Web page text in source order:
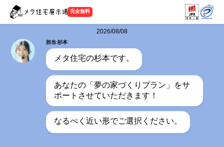
完全無料
2026/08/08
担当:杉本
メタ住宅の杉本です。
あなたの「夢の家づくりプラン」をサ
ポートさせていただきます！
なるべく近い形でご選択ください。